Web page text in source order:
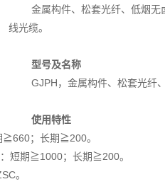
金属构件、松套光纤、低烟
线光缆。
型号及名称
GJPH，金属构件、松套光纤
使用特性
≧660；长期≧200。
短期≧1000；长期≧200。
。